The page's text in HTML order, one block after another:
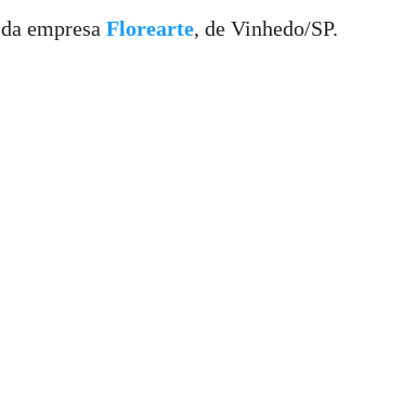
empresa Florearte, de Vinhedo/SP.